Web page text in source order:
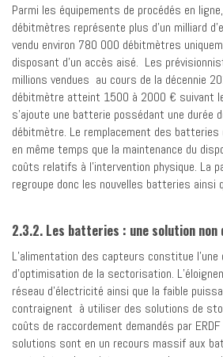
Parmi les équipements de procédés en
débitmètres représente plus d’un milliard
vendu environ 780 000 débitmètres
disposant d’un accès aisé. Les
millions vendues au cours de la décennie
débitmètre atteint 1500 à 2000 € suivant
s’ajoute une batterie possédant une durée
débitmètre. Le remplacement des
en même temps que la maintenance du
coûts relatifs à l’intervention physique. La
regroupe donc les nouvelles batteries ainsi
2.3.2. Les batteries : une solution non
L’alimentation des capteurs constitue
d’optimisation de la sectorisation.
réseau d’électricité ainsi que la faible
contraignent à utiliser des solutions de
coûts de raccordement demandés par
solutions sont en un recours massif aux